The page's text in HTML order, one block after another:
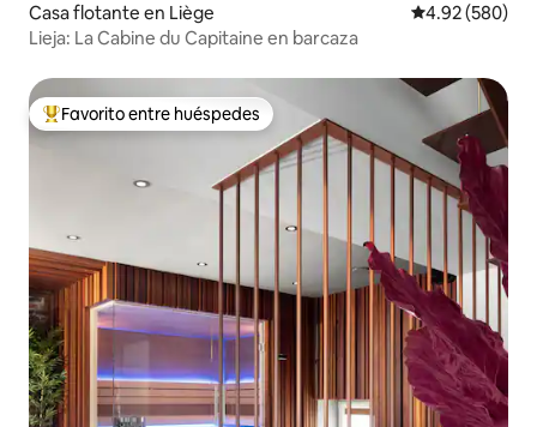
Casa flotante en Liège Calificación
4.92 (580)
Lieja: La Cabine du Capitaine en barcaza
Favorito entre huéspedes preferido
Favorito entre huéspedes